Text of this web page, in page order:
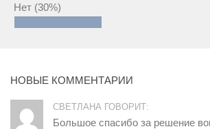
Нет (30%)
НОВЫЕ КОММЕНТАРИИ
СВЕТЛАНА ГОВОРИТ:
Большое спасибо за решение